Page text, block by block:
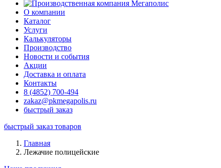
О компании
Каталог
Услуги
Калькуляторы
Производство
Новости и события
Акции
Доставка и оплата
Контакты
8 (4852) 700-494
zakaz@pkmegapolis.ru
быстрый заказ
быстрый заказ товаров
Главная
Лежачие полицейские